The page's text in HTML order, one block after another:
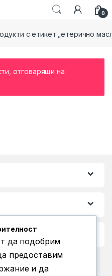
0
с етикет „етерично
отговарящи на
да подобрим
предоставим
и да